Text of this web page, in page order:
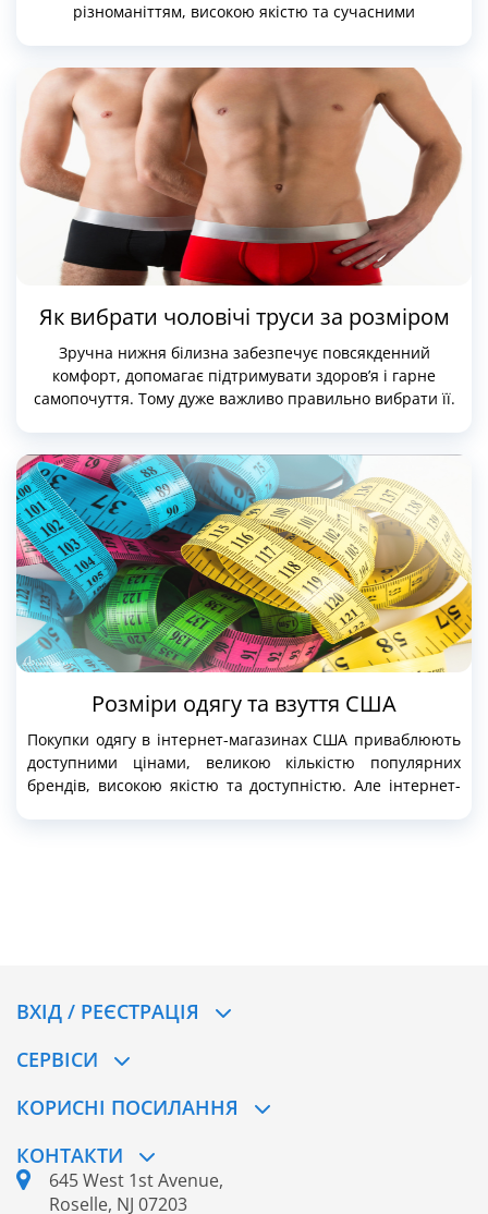
різноманіттям, високою якістю та сучасними
затишних бавовняних піжам — у американських
магазинах можна знайти все, що зробить ваші вечори
та ночі максимально комфортними.
Як вибрати чоловічі труси за розміром
Зручна нижня білизна забезпечує повсякденний
комфорт, допомагає підтримувати здоров’я і гарне
самопочуття. Тому дуже важливо правильно вибрати її.
Розміри одягу та взуття США
Покупки одягу в інтернет-магазинах США приваблюють
доступними цінами, великою кількістю популярних
брендів, високою якістю та доступністю. Але інтернет-
ВХІД / РЕЄСТРАЦІЯ
CЕРВІСИ
КОРИСНІ ПОСИЛАННЯ
КОНТАКТИ
645 West 1st Avenue,
Roselle, NJ 07203